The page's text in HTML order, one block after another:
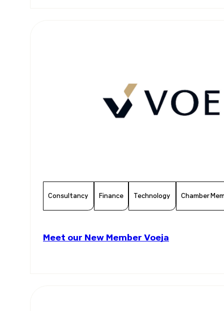
Consultancy Finance Technology Chamber
Meet our New Member Voeja